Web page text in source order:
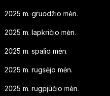
2025 m. gruodžio mėn.
2025 m. lapkričio mėn.
2025 m. spalio mėn.
2025 m. rugsėjo mėn.
2025 m. rugpjūčio mėn.